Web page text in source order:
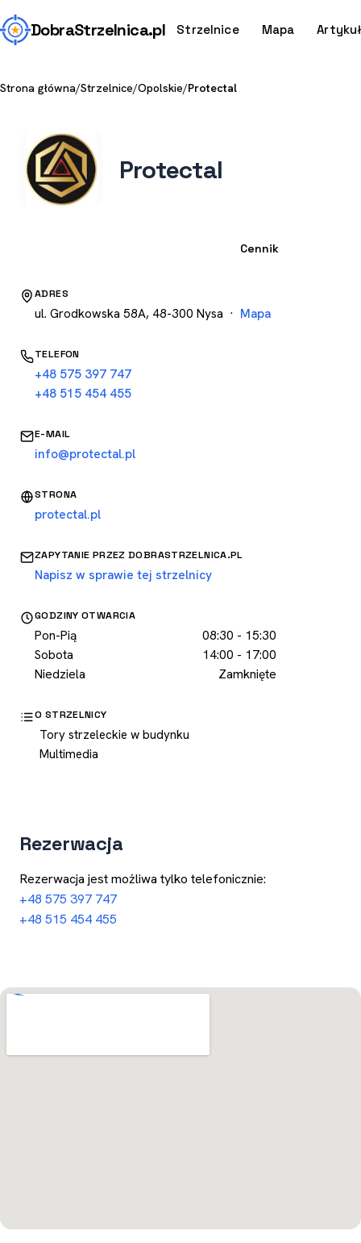
DobraStrzelnica.pl Strzelnice Mapa
Strona główna/Strzelnice/Opolskie/Protectal
Protectal
Cennik
ADRES
ul. Grodkowska 58A, 48-300 Nysa · Mapa
TELEFON
+48 575 397 747
+48 515 454 455
E-MAIL
info@protectal.pl
STRONA
protectal.pl
ZAPYTANIE PRZEZ DOBRASTRZELNICA.PL
Napisz w sprawie tej strzelnicy
GODZINY OTWARCIA
Pon-Pią
08:30 - 15:30
Sobota
14:00 - 17:00
Niedziela
Zamknięte
O STRZELNICY
Tory strzeleckie w budynku
Multimedia
Rezerwacja
Rezerwacja jest możliwa tylko telefonicznie:
+48 575 397 747
+48 515 454 455